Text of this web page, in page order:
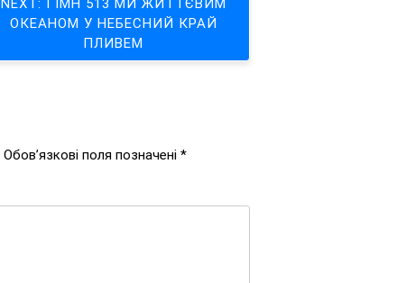
NEXT: ГІМН 513 МИ ЖИТТЄВИМ
ОКЕАНОМ У НЕБЕСНИЙ КРАЙ
ПЛИВЕМ
Обов’язкові поля позначені *